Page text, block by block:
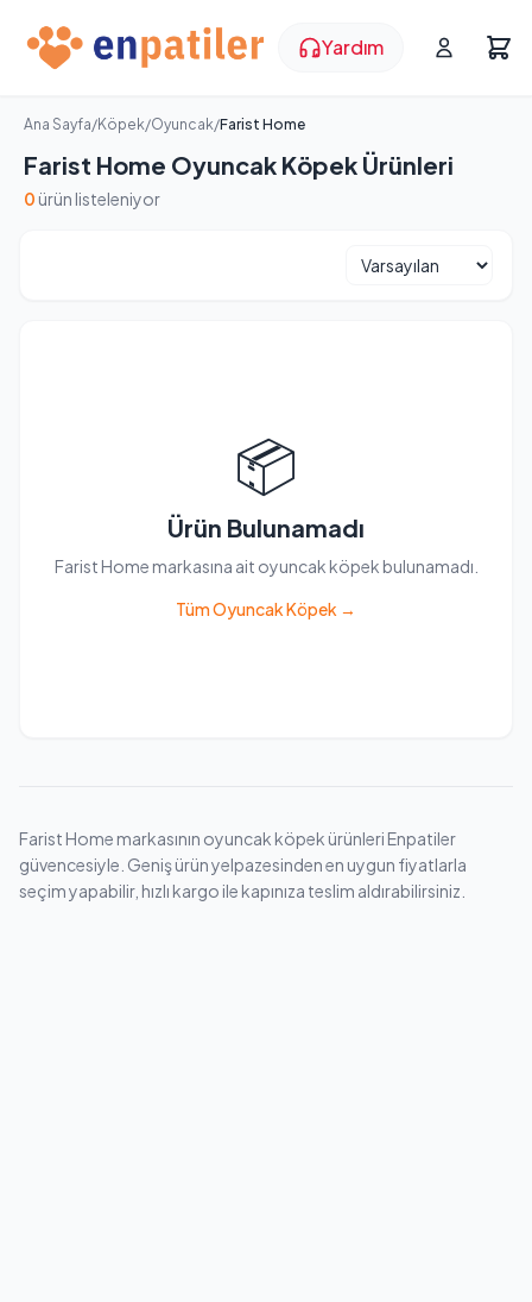
Yardım
Ana Sayfa/Köpek/Oyuncak/Farist Home
Farist Home Oyuncak Köpek Ürünleri
0 ürün listeleniyor
📦
Ürün Bulunamadı
Farist Home markasına ait oyuncak köpek bulunamadı.
Tüm Oyuncak Köpek →
Farist Home markasının oyuncak köpek ürünleri Enpatiler
güvencesiyle. Geniş ürün yelpazesinden en uygun fiyatlarla
seçim yapabilir, hızlı kargo ile kapınıza teslim aldırabilirsiniz.